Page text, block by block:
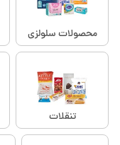
محصولات سلولزی
تنقلات